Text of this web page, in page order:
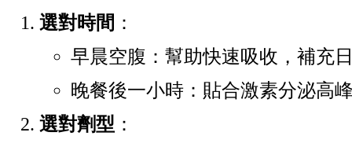
選對時間 ：
早晨空腹：幫助快速吸收，補充
晚餐後一小時：貼合激素分泌高
選對劑型 ：